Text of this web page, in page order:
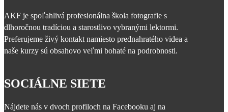
AKF je spoľahlivá profesionálna škola fotografie s
dlhoročnou tradíciou a starostlivo vybranými lektormi.
Preferujeme živý kontakt namiesto prednahratého videa a
naše kurzy sú obsahovo veľmi bohaté na podrobnosti.
SOCIÁLNE SIETE
Nájdete nás v dvoch profiloch na Facebooku aj na